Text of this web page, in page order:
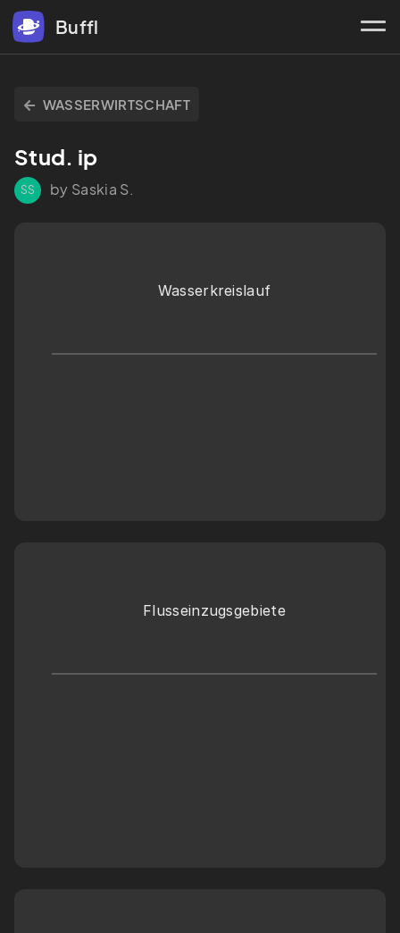
Buffl
WASSERWIRTSCHAFT
Stud. ip
SS by Saskia S.
Wasserkreislauf
Flusseinzugsgebiete